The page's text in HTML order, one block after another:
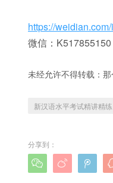
https://
微信：K517855150
未经允许不得转载：
新汉语水平考试精讲精
分享到：
  